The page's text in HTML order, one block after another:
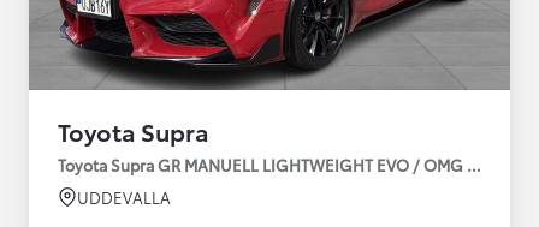
Toyota Supra
Toyota Supra GR MANUELL LIGHTWEIGHT EVO / OMG LEV!
UDDEVALLA